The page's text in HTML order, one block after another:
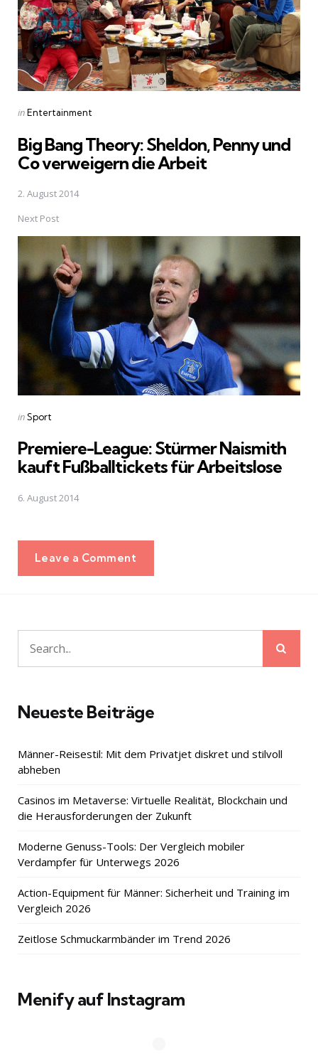
Posted
inEntertainment
Big Bang Theory: Sheldon, Penny und
Co verweigern die Arbeit
2. August 2014
Next Post
Posted
inSport
Premiere-League: Stürmer Naismith
kauft Fußballtickets für Arbeitslose
6. August 2014
Leave a Comment
Search
for:
Neueste Beiträge
Männer-Reisestil: Mit dem Privatjet diskret und stilvoll
abheben
Casinos im Metaverse: Virtuelle Realität, Blockchain und
die Herausforderungen der Zukunft
Moderne Genuss-Tools: Der Vergleich mobiler
Verdampfer für Unterwegs 2026
Action-Equipment für Männer: Sicherheit und Training im
Vergleich 2026
Zeitlose Schmuckarmbänder im Trend 2026
Menify auf Instagram